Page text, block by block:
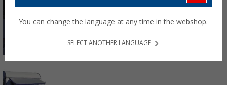
You can change the language at any time in the webshop.
SELECT ANOTHER LANGUAGE